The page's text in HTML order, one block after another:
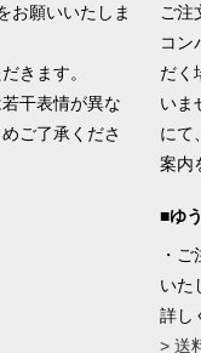
お願いいたしま
きます。
干表情が異な
ご了承くださ
ご注
コン
だく
いま
にて
案内
■ゆ
・
いた
詳し
> 送